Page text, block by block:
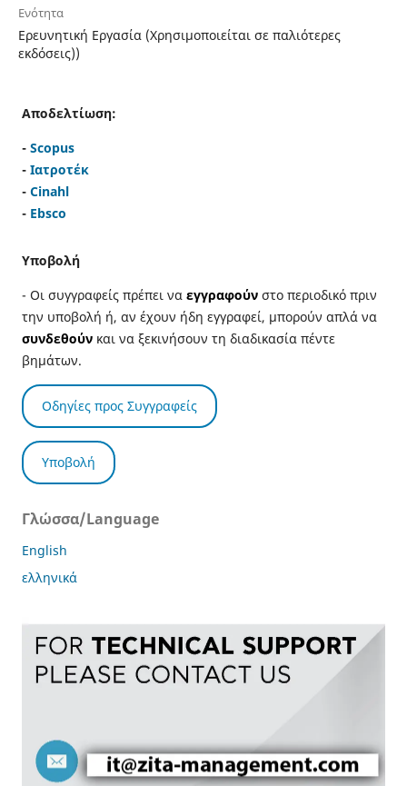
Ενότητα
Ερευνητική Εργασία (Χρησιμοποιείται σε παλιότερες
εκδόσεις))
Αποδελτίωση:
- Scopus
- Ιατροτέκ
- Cinahl
- Ebsco
Υποβολή
- Οι συγγραφείς πρέπει να εγγραφούν στο περιοδικό πριν
την υποβολή ή, αν έχουν ήδη εγγραφεί, μπορούν απλά να
συνδεθούνκαι να ξεκινήσουν τη διαδικασία πέντε
βημάτων.
Οδηγίες προς Συγγραφείς
Υποβολή
Γλώσσα/Language
English
ελληνικά